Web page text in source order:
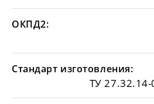
ОКПД2:
Стандарт изготовления:
ТУ